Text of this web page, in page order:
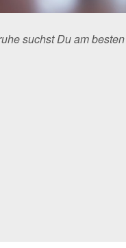
suchst Du am